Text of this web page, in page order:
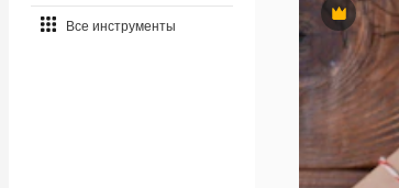
Все инструменты
Премиум